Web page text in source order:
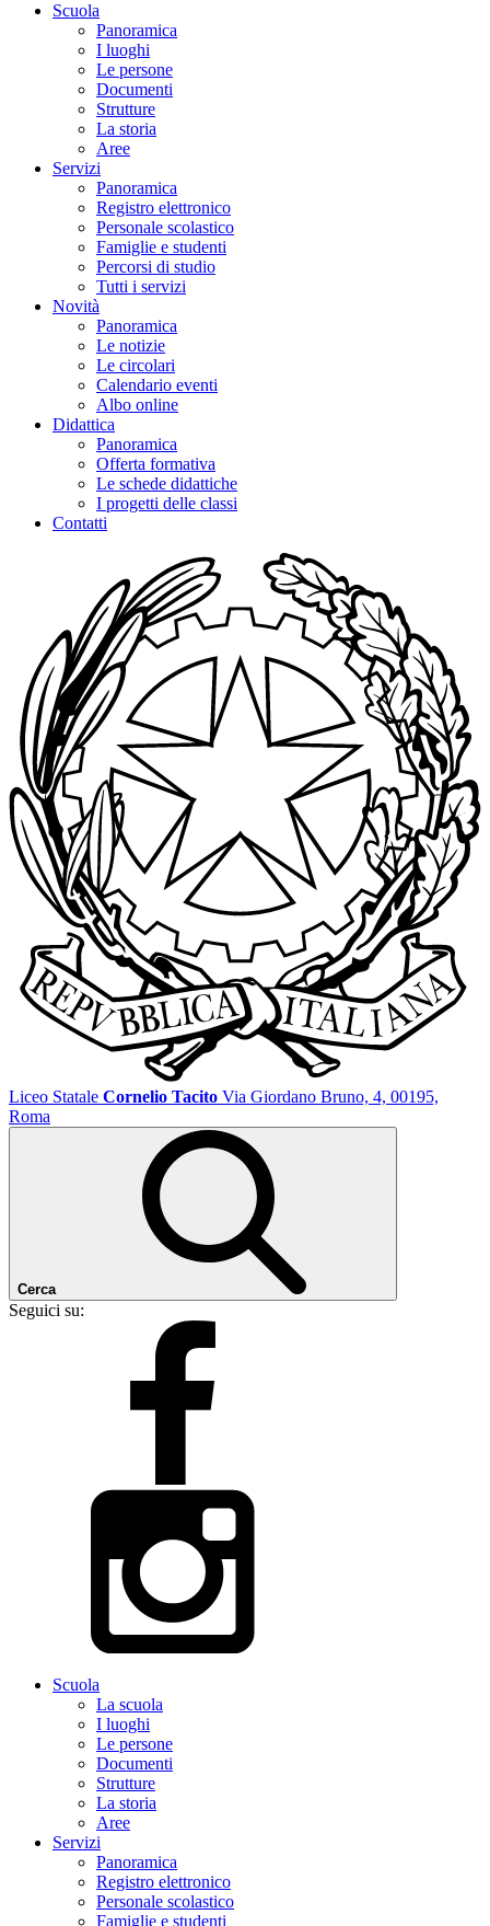
Scuola
Panoramica
I luoghi
Le persone
Documenti
Strutture
La storia
Aree
Servizi
Panoramica
Registro elettronico
Personale scolastico
Famiglie e studenti
Percorsi di studio
Tutti i servizi
Novità
Panoramica
Le notizie
Le circolari
Calendario eventi
Albo online
Didattica
Panoramica
Offerta formativa
Le schede didattiche
I progetti delle classi
Contatti
Liceo Statale Cornelio Tacito Via Giordano Bruno, 4, 00195,
Roma
Cerca
Seguici su:
Scuola
La scuola
I luoghi
Le persone
Documenti
Strutture
La storia
Aree
Servizi
Panoramica
Registro elettronico
Personale scolastico
Famiglie e studenti